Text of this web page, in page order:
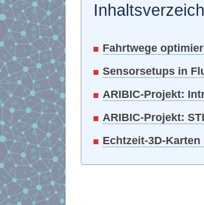
Fahrtwege
Sensorsetups in
ARIBIC-Projekt:
ARIBIC-Projekt:
Echtzeit-3D-